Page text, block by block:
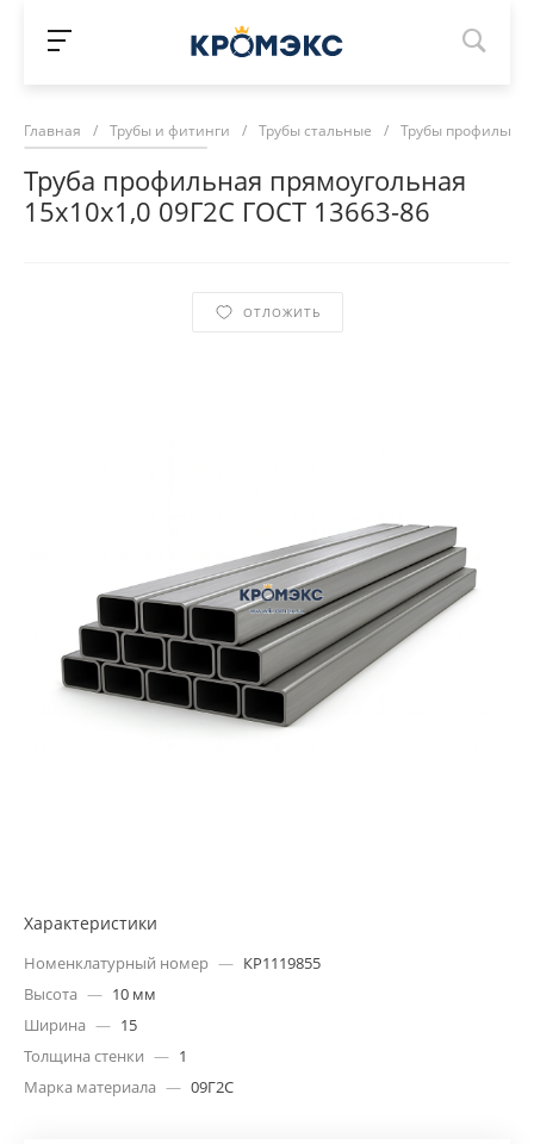
Главная / Трубы и фитинги / Трубы стальные / Трубы
Труба профильная прямоугольная
15х10х1,0 09Г2С ГОСТ 13663-86
ОТЛОЖИТЬ
Характеристики
Номенклатурный номер — КР1119855
Высота — 10 мм
Ширина — 15
Толщина стенки — 1
Марка материала — 09Г2С